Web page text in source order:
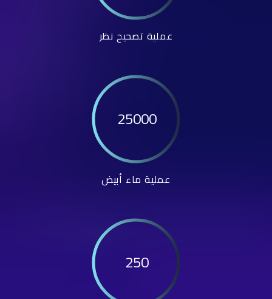
عملية تصحيح نظر
25000
عملية ماء أبيض
250